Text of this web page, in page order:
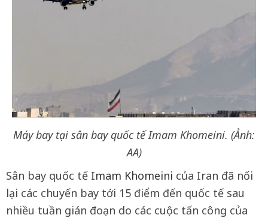
Máy bay tại sân bay quốc tế Imam Khomeini. (Ảnh:
AA)
Sân bay quốc tế Imam Khomeini của Iran đã nối
lại các chuyến bay tới 15 điểm đến quốc tế sau
nhiều tuần gián đoạn do các cuộc tấn công của